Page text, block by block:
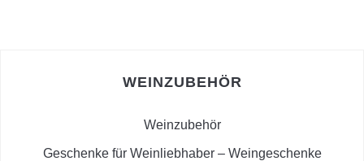
WEINZUBEHÖR
Weinzubehör
Geschenke für Weinliebhaber – Weingeschenke